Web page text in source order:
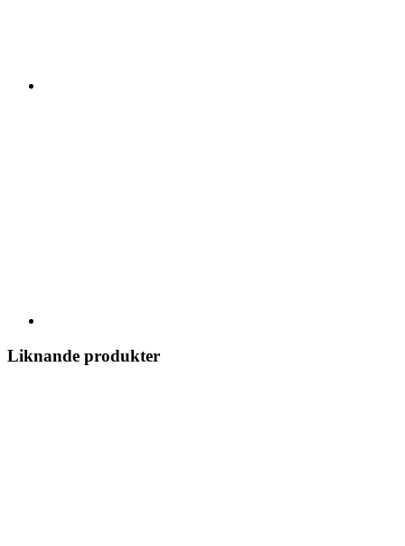
Liknande produkter